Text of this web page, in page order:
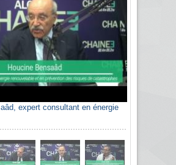
expert consultant en énergie